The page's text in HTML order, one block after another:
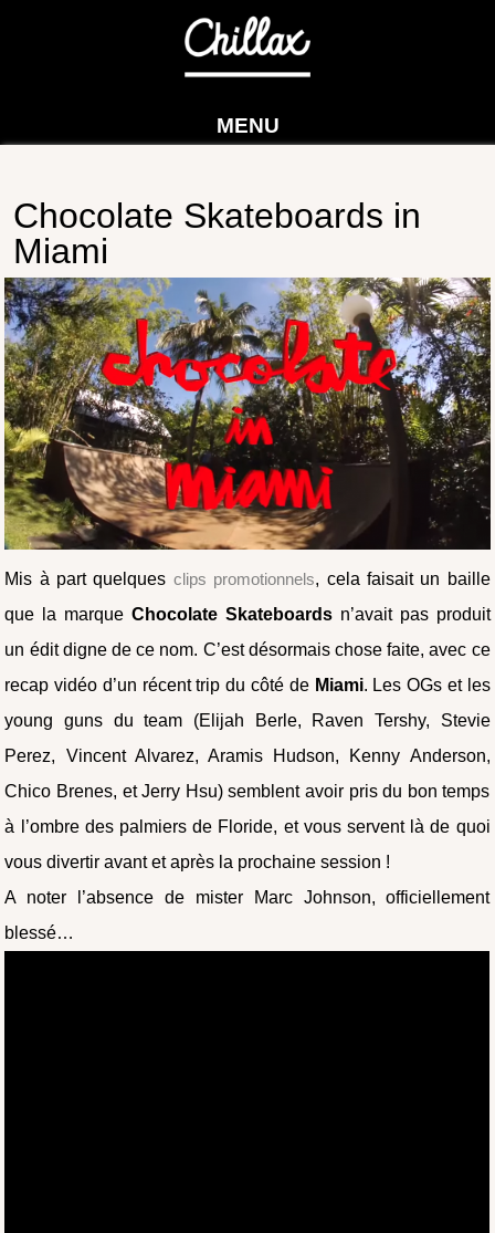
MENU
Chocolate Skateboards in
Miami
Mis à part quelques clips promotionnels, cela faisait un baille
que la marqueChocolate Skateboardsn’avait pas produit
un édit digne de ce nom. C’est désormais chose faite, avec ce
recap vidéo d’un récent trip du côté de Miami. Les OGs et les
young guns du team (Elijah Berle, Raven Tershy, Stevie
Perez, Vincent Alvarez, Aramis Hudson, Kenny Anderson,
Chico Brenes, et Jerry Hsu) semblent avoir pris du bon temps
à l’ombre des palmiers de Floride, et vous servent là de quoi
vous divertir avant et après la prochaine session !
A noter l’absence de mister Marc Johnson, officiellement
blessé…